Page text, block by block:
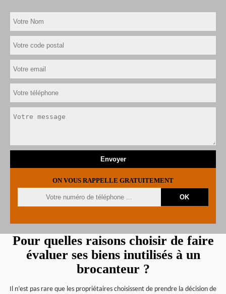
ON VOUS RAPPELLE GRATUITEMENT
Pour quelles raisons choisir de faire
évaluer ses biens inutilisés à un
brocanteur ?
Il n’est pas rare que les propriétaires choisissent de prendre la décision de